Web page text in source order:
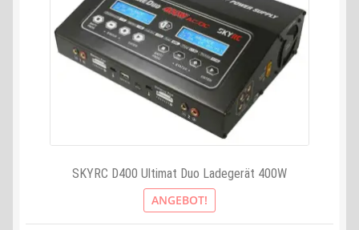
SKYRC D400 Ultimat Duo Ladegerät 400W
ANGEBOT!